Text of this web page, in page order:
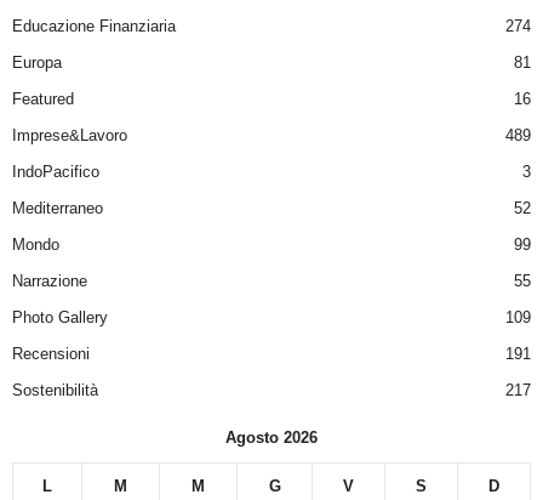
Educazione Finanziaria
274
Europa
81
Featured
16
Imprese&Lavoro
489
IndoPacifico
3
Mediterraneo
52
Mondo
99
Narrazione
55
Photo Gallery
109
Recensioni
191
Sostenibilità
217
Agosto 2026
L M M G V S D